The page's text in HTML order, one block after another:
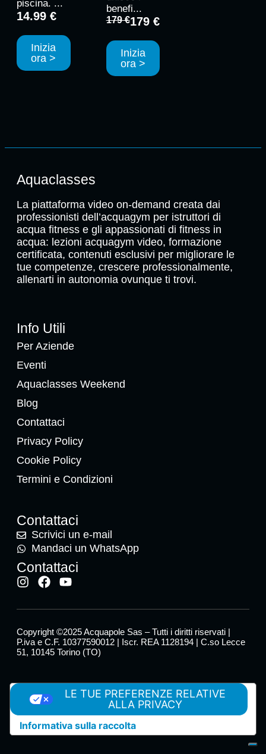
piscina. ...
14.99 €
Inizia
ora >
benefi...
179 €179 €
Inizia
ora >
Aquaclasses
La piattaforma video on-demand creata dai
professionisti dell’acquagym per istruttori di
acqua fitness e gli appassionati di fitness in
acqua: lezioni acquagym video, formazione
certificata, contenuti esclusivi per migliorare le
tue competenze, crescere professionalmente,
allenarti in autonomia ovunque ti trovi.
Info Utili
Per Aziende
Eventi
Aquaclasses Weekend
Blog
Contattaci
Privacy Policy
Cookie Policy
Termini e Condizioni
Contattaci
Scrivici un e-mail
Mandaci un WhatsApp
Contattaci
Copyright ©2025 Acquapole Sas – Tutti i diritti riservati |
P.iva e C.F. 10377590012 | Iscr. REA 1128194 | C.so Lecce
51, 10145 Torino (TO)
Informativa sulla raccolta
LE TUE PREFERENZE RELATIVE
ALLA PRIVACY